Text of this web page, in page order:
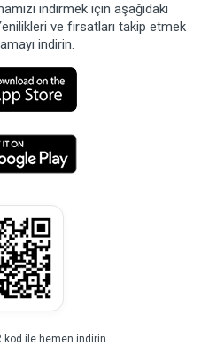
indirmek için aşağıdaki
ve fırsatları takip etmek
indirin.
kod ile hemen indirin.